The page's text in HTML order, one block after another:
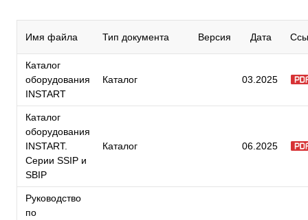
Имя файла Тип документа Версия Дата
Каталог
оборудования
INSTART
Каталог 03.2025
Каталог
оборудования
INSTART.
Серии SSIP и
SBIP
Каталог 06.2025
Руководство
по